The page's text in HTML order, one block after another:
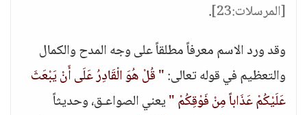
[المرسلات:23]
.
وقد ورد الاسم معرفاً مطلقاً على وجه المدح والكمال
والتعظيم في قوله تعالى:" قُلْ هُوَ الْقَادِرُ عَلَى أَنْ يَبْعَثَ
عَلَيْكُمْ عَذَاباً مِنْ فَوْقِكُمْ "يعني الصواعـق، وحديثاً